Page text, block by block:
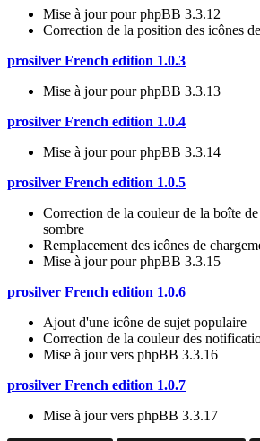
Mise à jour pour phpBB 3.3.12
Correction de la position des icônes
prosilver French edition 1.0.3
Mise à jour pour phpBB 3.3.13
prosilver French edition 1.0.4
Mise à jour pour phpBB 3.3.14
prosilver French edition 1.0.5
Correction de la couleur de la boîte
sombre
Remplacement des icônes de
Mise à jour pour phpBB 3.3.15
prosilver French edition 1.0.6
Ajout d'une icône de sujet populaire
Correction de la couleur des
Mise à jour vers phpBB 3.3.16
prosilver French edition 1.0.7
Mise à jour vers phpBB 3.3.17